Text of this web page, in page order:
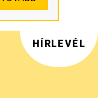
HÍRLEVÉL